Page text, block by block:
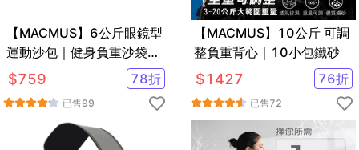
【MACMUS】6公斤眼鏡型
運動沙包｜健身負重沙袋｜
可綁手腕腳踝復健沙包｜多
色可選
$759 78折
已售99
【MACMUS】10公斤 可調
整負重背心｜10小包鐵砂
$1427 76折
已售72